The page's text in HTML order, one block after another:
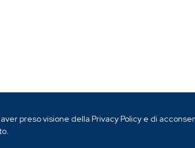
preso visione della Privacy Policye di